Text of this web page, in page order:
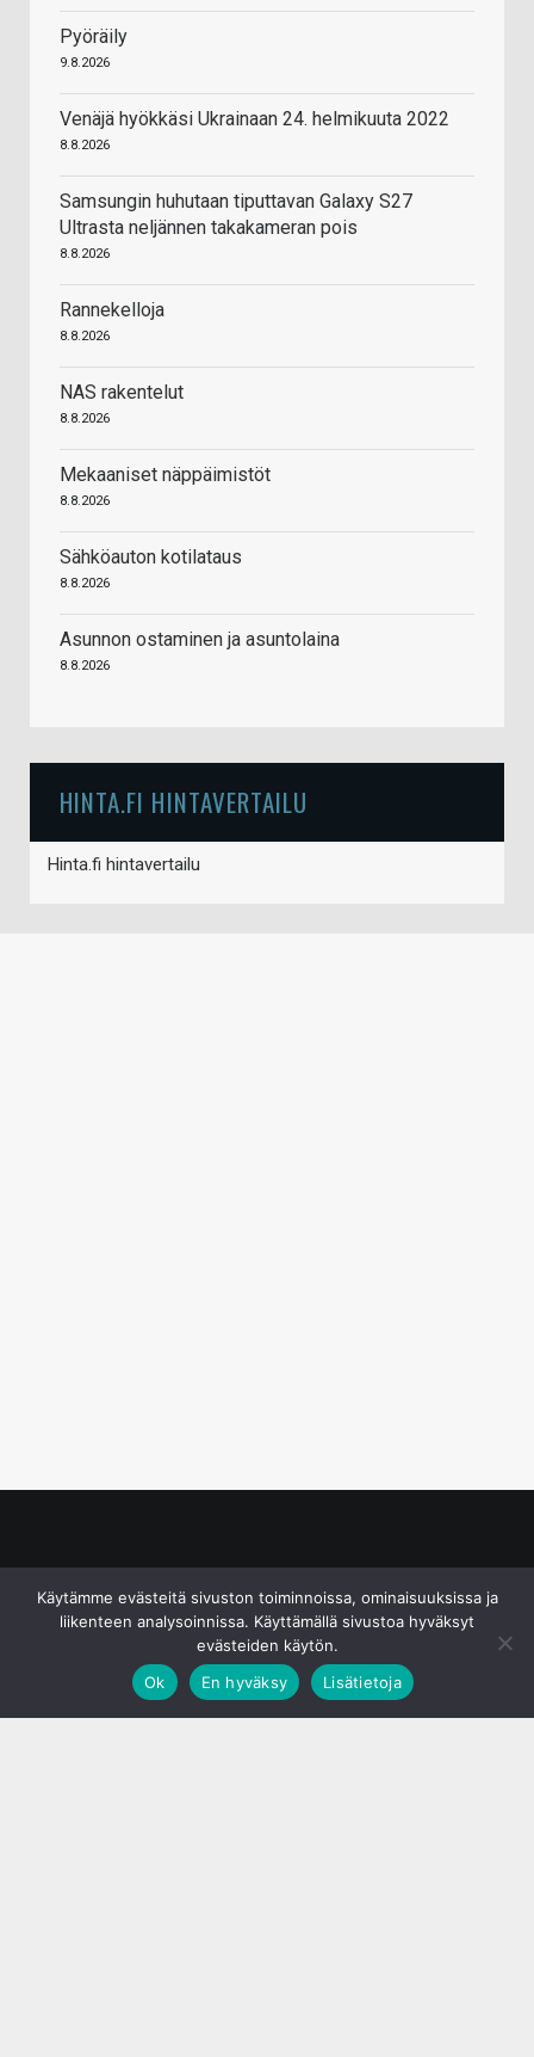
Pyöräily
9.8.2026
Venäjä hyökkäsi Ukrainaan 24. helmikuuta 2022
8.8.2026
Samsungin huhutaan tiputtavan Galaxy S27
Ultrasta neljännen takakameran pois
8.8.2026
Rannekelloja
8.8.2026
NAS rakentelut
8.8.2026
Mekaaniset näppäimistöt
8.8.2026
Sähköauton kotilataus
8.8.2026
Asunnon ostaminen ja asuntolaina
8.8.2026
HINTA.FI HINTAVERTAILU
Hinta.fi hintavertailu
Käytämme evästeitä sivuston toiminnoissa, ominaisuuksissa ja
liikenteen analysoinnissa. Käyttämällä sivustoa hyväksyt
evästeiden käytön.
Ok
En hyväksy Lisätietoja